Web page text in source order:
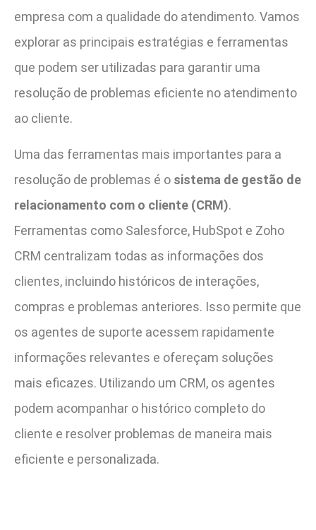
empresa com a qualidade do atendimento. Vamos
explorar as principais estratégias e ferramentas
que podem ser utilizadas para garantir uma
resolução de problemas eficiente no atendimento
ao cliente.
Uma das ferramentas mais importantes para a
resolução de problemas é o sistema de gestão de
relacionamento com o cliente (CRM).
Ferramentas como Salesforce, HubSpot e Zoho
CRM centralizam todas as informações dos
clientes, incluindo históricos de interações,
compras e problemas anteriores. Isso permite que
os agentes de suporte acessem rapidamente
informações relevantes e ofereçam soluções
mais eficazes. Utilizando um CRM, os agentes
podem acompanhar o histórico completo do
cliente e resolver problemas de maneira mais
eficiente e personalizada.